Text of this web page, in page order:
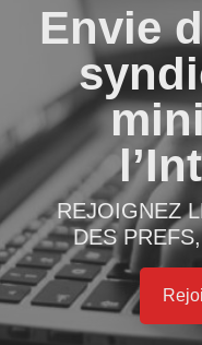
Envie
REJOIGNEZ
DES